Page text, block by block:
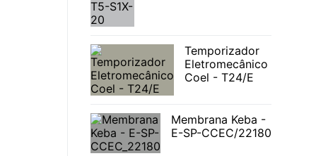
Temporizador
Eletromecânico
Coel - T24/E
Membrana Keba -
E-SP-CCEC/22180